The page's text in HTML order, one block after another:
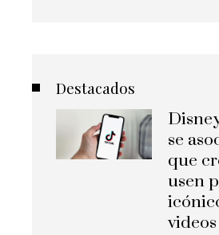
Destacados
se
que
usen